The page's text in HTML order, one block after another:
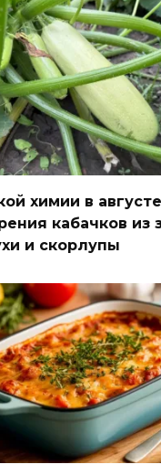
химии в
кабачков из
и скорлупы